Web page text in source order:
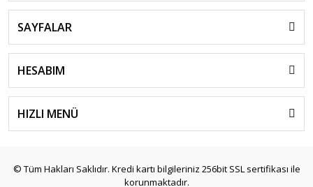
SAYFALAR
HESABIM
HIZLI MENÜ
© Tüm Hakları Saklıdır. Kredi kartı bilgileriniz 256bit SSL sertifikası ile
korunmaktadır.